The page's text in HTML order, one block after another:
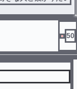
50